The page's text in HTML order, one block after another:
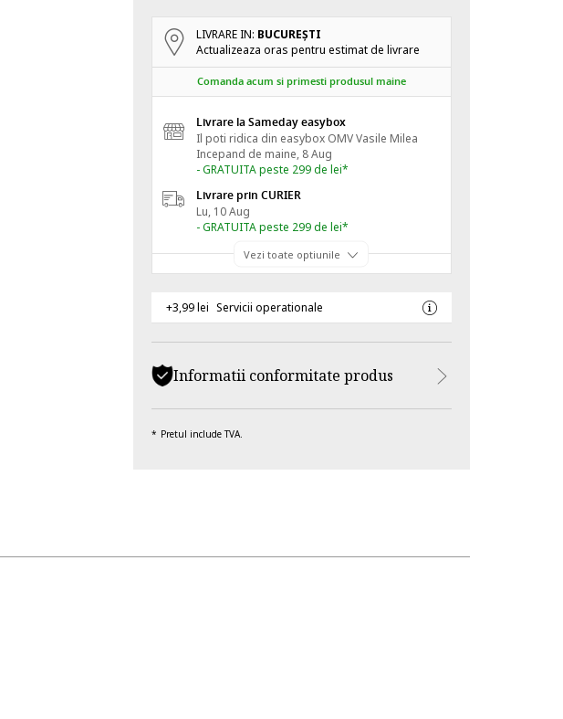
LIVRARE IN: BUCUREŞTI
Actualizeaza oras pentru estimat de livrare
Comanda acum si primesti produsul maine
Livrare la Sameday easybox
Il poti ridica din easybox OMV Vasile Milea
Incepand de maine, 8 Aug
- GRATUITA peste 299 de lei*
Livrare prin CURIER
Lu, 10 Aug
- GRATUITA peste 299 de lei*
Vezi toate optiunile
+3,99 lei Servicii operationale
Informatii conformitate produs
Pretul include TVA.